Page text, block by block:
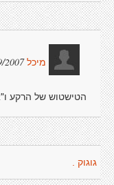
מיכל00:22:09
הטישטוש של הרקע
גוגוק .